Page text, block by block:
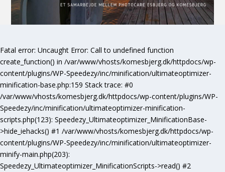
Fatal error: Uncaught Error: Call to undefined function
create_function() in /var/www/vhosts/komesbjerg.dk/httpdocs/wp-
content/plugins/WP-Speedezy/inc/minification/ultimateoptimizer-
minification-base.php:159 Stack trace: #0
/var/www/vhosts/komesbjerg.dk/httpdocs/wp-content/plugins/WP-
Speedezy/inc/minification/ultimateoptimizer-minification-
scripts.php(123): Speedezy_Ultimateoptimizer_MinificationBase-
>hide_iehacks() #1 /var/www/vhosts/komesbjerg.dk/httpdocs/wp-
content/plugins/WP-Speedezy/inc/minification/ultimateoptimizer-
minify-main.php(203):
Speedezy_Ultimateoptimizer_MinificationScripts->read() #2